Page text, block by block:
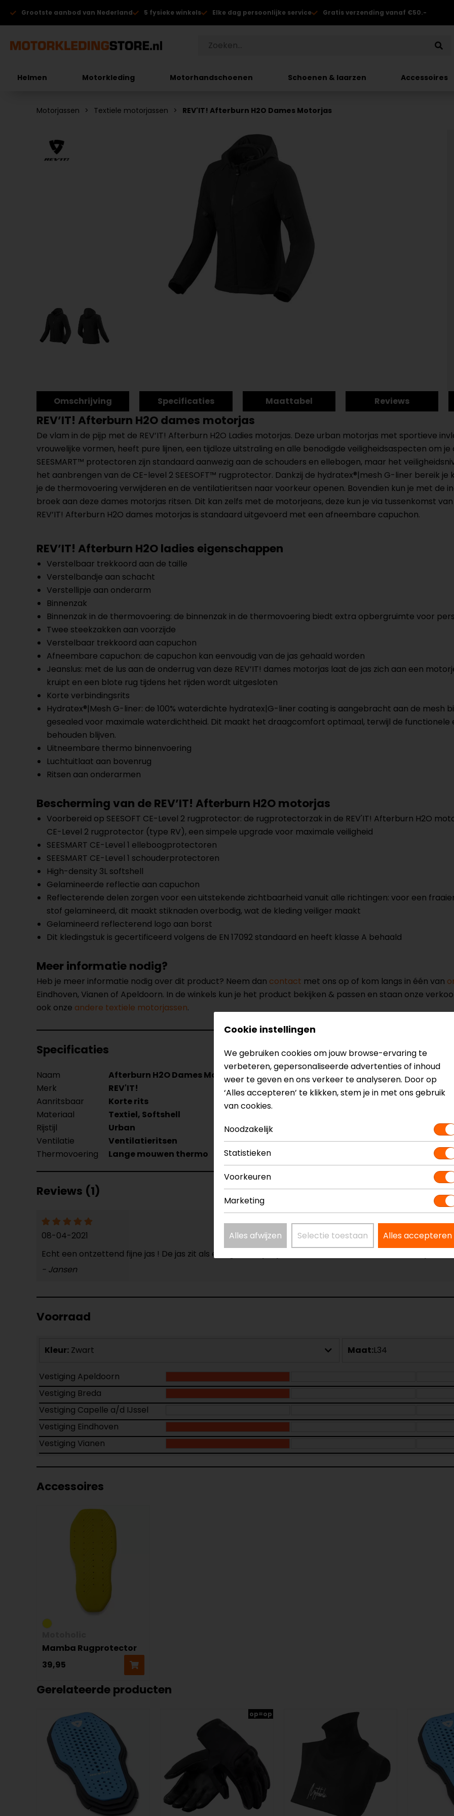
Grootste aanbod van Nederland 5 fysieke winkels Elke dag persoonlijke service Gratis verzending vanaf €50.-
Helmen Motorkleding Motorhandschoenen Schoenen & laarzen Accessoires
Motorjassen Textiele motorjassen REV'IT! Afterburn H2O Dames Motorjas
Omschrijving Specificaties Maattabel Reviews
REV’IT! Afterburn H2O dames motorjas
De vlam in de pijp met de REV’IT! Afterburn H2O Ladies motorjas. Deze urban motorjas met sportieve
vrouwelijke vormen, heeft pure lijnen, een tijdloze uitstraling en alle benodigde veiligheidsaspecten om je
SEESMART™ protectoren zijn standaard aanwezig aan de schouders en ellebogen, maar het
het aanbrengen van de CE-level 2 SEESOFT™ rugprotector. Dankzij de hydratex®|mesh G-liner bereik
je de thermovoering verwijderen en de ventilatieritsen naar voorkeur openen. Bovendien kun je met de
broek aan deze dames motorjas ritsen. Dit kan zelfs met de motorjeans, deze kun je via tussenkomst
REV’IT! Afterburn H2O dames motorjas is standaard uitgevoerd met een afneembare capuchon.
REV’IT! Afterburn H2O ladies eigenschappen
Verstelbaar trekkoord aan de taille
Verstelbandje aan schacht
Verstellipje aan onderarm
Binnenzak
Binnenzak in de thermovoering: de binnenzak in de thermovoering biedt extra opbergruimte voor
Twee steekzakken aan voorzijde
Verstelbaar trekkoord aan capuchon
Afneembare capuchon: de capuchon kan eenvoudig van de jas gehaald worden
Jeanslus: met de lus aan de onderrug van deze REV’IT! dames motorjas laat de jas zich aan een
kruipt en een blote rug tijdens het rijden wordt uitgesloten
Korte verbindingsrits
Hydratex®|Mesh G-liner: de 100% waterdichte hydratex|G-liner coating is aangebracht aan de mesh
gesealed voor maximale waterdichtheid. Dit maakt het draagcomfort optimaal, terwijl de
behouden blijven.
Uitneembare thermo binnenvoering
Luchtuitlaat aan bovenrug
Ritsen aan onderarmen
Bescherming van de REV’IT! Afterburn H2O motorjas
Voorbereid op SEESOFT CE-Level 2 rugprotector: de rugprotectorzak in de REV'IT! Afterburn H2O
CE-Level 2 rugprotector (type RV), een simpele upgrade voor maximale veiligheid
SEESMART CE-Level 1 elleboogprotectoren
SEESMART CE-Level 1 schouderprotectoren
High-density 3L softshell
Gelamineerde reflectie aan capuchon
Reflecterende delen zorgen voor een uitstekende zichtbaarheid vanuit alle richtingen: voor een
stof gelamineerd, dit maakt stiknaden overbodig, wat de kleding veiliger maakt
Gelamineerd reflecterend logo aan borst
Dit kledingstuk is gecertificeerd volgens de EN 17092 standaard en heeft klasse A behaald
Meer informatie nodig?
Heb je meer informatie nodig over dit product? Neem dan contact met ons op of kom langs in één van
Eindhoven, Vianen of Apeldoorn. In de winkels kun je het product bekijken & passen en staan onze
ook onze andere textiele motorjassen.
Specificaties
Naam Afterburn H2O Dames Motorjas
Model
Merk
REV'IT!
Kleur
Aanritsbaar
Korte rits
Materiaal
Textiel, Softshell
Rijstijl
Urban
Ventilatie
Ventilatieritsen
Waterdicht
Thermovoering
Lange mouwen thermo
Reviews (1)
08-04-2021
Echt een ontzettend fijne jas ! De jas zit als een gewone jas, je merkt niet eens dat het een motorjas is.
- Jansen
Voorraad
Kleur: Zwart Maat:L34
Vestiging Apeldoorn
Vestiging Breda
Vestiging Capelle a/d IJssel
Vestiging Eindhoven
Vestiging Vianen
Accessoires
Mamba Rugprotector
39,95
Gerelateerde producten
op=op
Cookie instellingen
We gebruiken cookies om jouw browse-ervaring te
verbeteren, gepersonaliseerde advertenties of inhoud
weer te geven en ons verkeer te analyseren. Door op
‘Alles accepteren’ te klikken, stem je in met ons gebruik
van cookies.
Noodzakelijk
Statistieken
Voorkeuren
Marketing
Alles afwijzen Selectie toestaan Alles accepteren